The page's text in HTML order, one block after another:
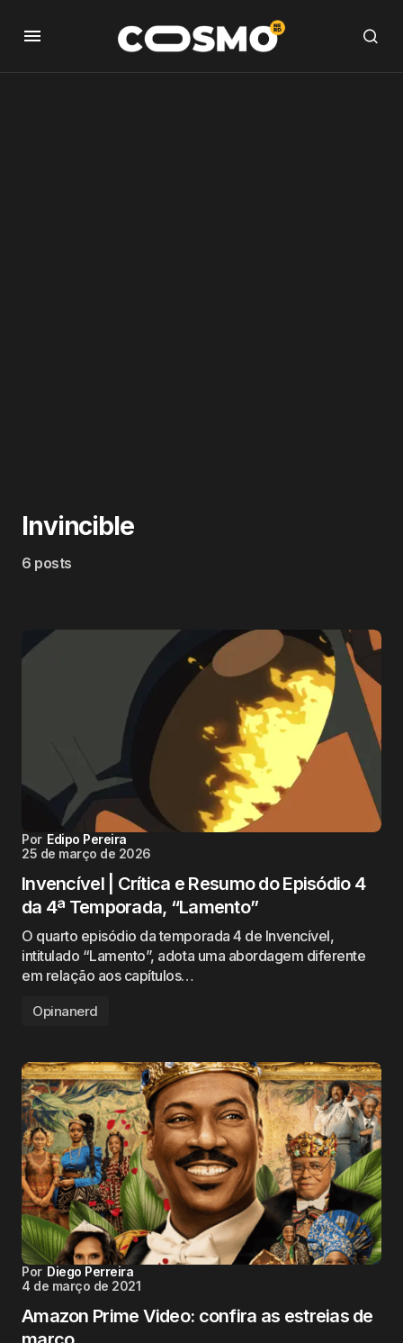
Invincible
6 posts
Por Edipo Pereira
25 de março de 2026
Invencível | Crítica e Resumo do Episódio 4
da 4ª Temporada, “Lamento”
O quarto episódio da temporada 4 de Invencível,
intitulado “Lamento”, adota uma abordagem diferente
em relação aos capítulos…
Opinanerd
Por Diego Perreira
4 de março de 2021
Amazon Prime Video: confira as estreias de